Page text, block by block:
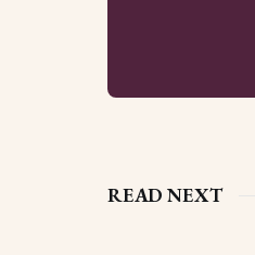
READ NEXT